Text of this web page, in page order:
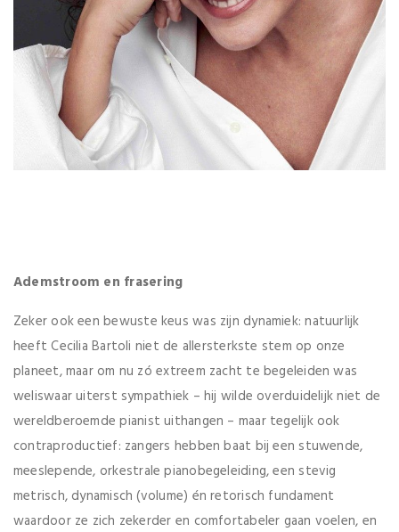
Ademstroom en frasering
Zeker ook een bewuste keus was zijn dynamiek: natuurlijk
heeft Cecilia Bartoli niet de allersterkste stem op onze
planeet, maar om nu zó extreem zacht te begeleiden was
weliswaar uiterst sympathiek – hij wilde overduidelijk niet de
wereldberoemde pianist uithangen – maar tegelijk ook
contraproductief: zangers hebben baat bij een stuwende,
meeslepende, orkestrale pianobegeleiding, een stevig
metrisch, dynamisch (volume) én retorisch fundament
waardoor ze zich zekerder en comfortabeler gaan voelen, en